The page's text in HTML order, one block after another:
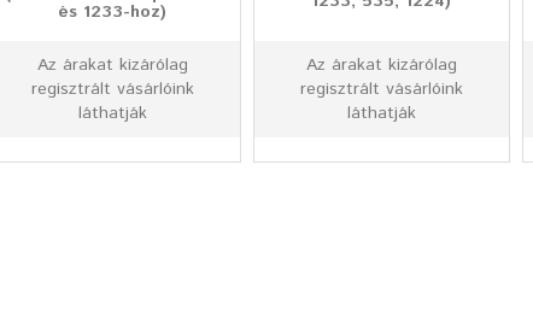
és 1233-hoz)
Az árakat kizárólag
regisztrált vásárlóink
láthatják
Az árakat kizárólag
regisztrált vásárlóink
láthatják